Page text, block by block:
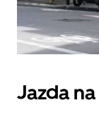
Jazda